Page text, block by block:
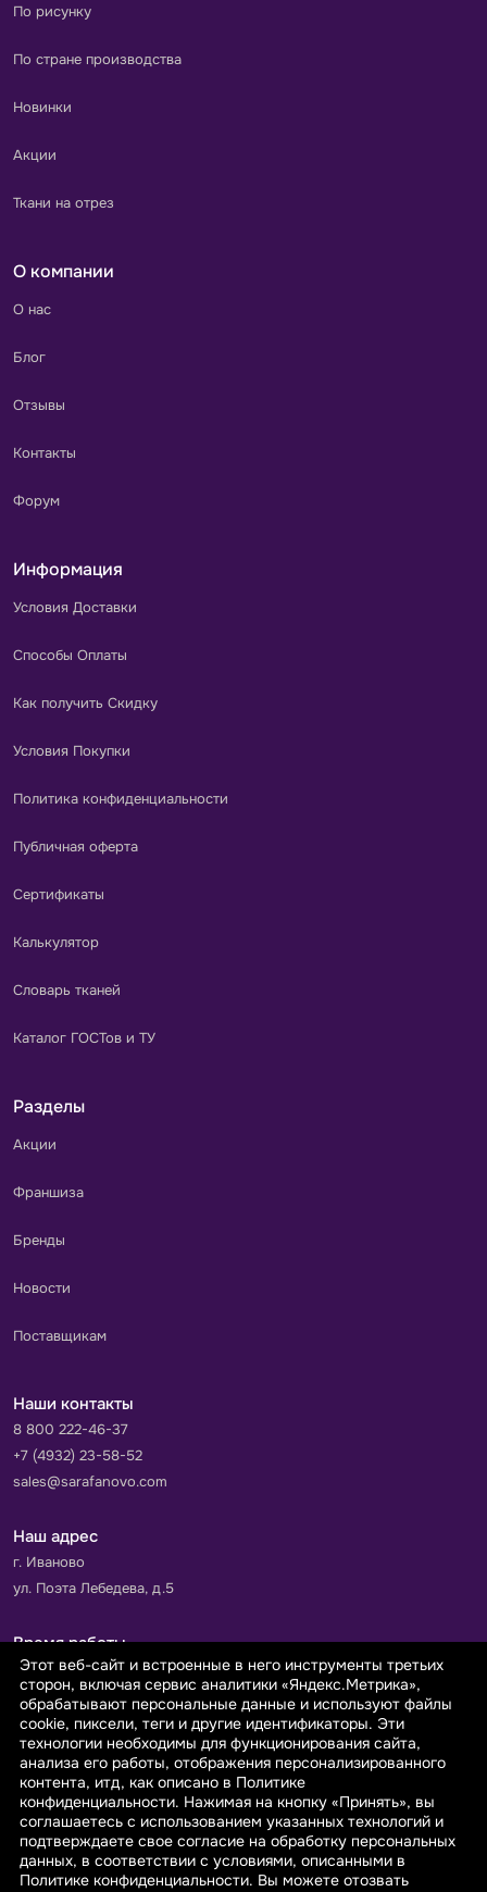
По рисунку
По стране производства
Новинки
Акции
Ткани на отрез
О компании
О нас
Блог
Отзывы
Контакты
Форум
Информация
Условия Доставки
Способы Оплаты
Как получить Скидку
Условия Покупки
Политика конфиденциальности
Публичная оферта
Сертификаты
Калькулятор
Словарь тканей
Каталог ГОСТов и ТУ
Разделы
Акции
Франшиза
Бренды
Новости
Поставщикам
Наши контакты
8 800 222-46-37
+7 (4932) 23-58-52
sales@sarafanovo.com
Наш адрес
г. Иваново
ул. Поэта Лебедева, д.5
Время работы
Пн-Пт с 9.00 до 18.00
Сб-Вс: выходной
Принимаем к оплате
© 2026 sarafanovo.com - Интернет-магазин "САРАФАНОВО"
Этот веб-сайт и встроенные в него инструменты третьих
сторон, включая сервис аналитики «Яндекс.Метрика»,
обрабатывают персональные данные и используют файлы
cookie, пиксели, теги и другие идентификаторы. Эти
технологии необходимы для функционирования сайта,
анализа его работы, отображения персонализированного
контента, итд, как описано в Политике
конфиденциальности. Нажимая на кнопку «Принять», вы
соглашаетесь с использованием указанных технологий и
подтверждаете свое согласие на обработку персональных
данных, в соответствии с условиями, описанными в
Политике конфиденциальности. Вы можете отозвать